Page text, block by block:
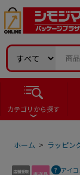
カテゴリから探す
ホーム > ラッピン
アイ